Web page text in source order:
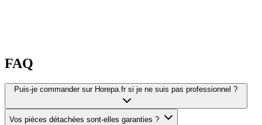
FAQ
Puis-je commander sur Horepa.fr si je ne suis pas professionnel ?
Vos pièces détachées sont-elles garanties ?